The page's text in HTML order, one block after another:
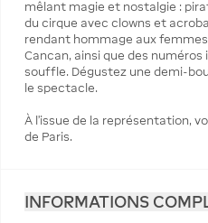
mêlant magie et nostalgie :
du cirque avec clowns et
rendant hommage aux
Cancan, ainsi que des
souffle. Dégustez une demi-
le spectacle.
À l’issue de la représentation,
de Paris.
INFORMATIONS